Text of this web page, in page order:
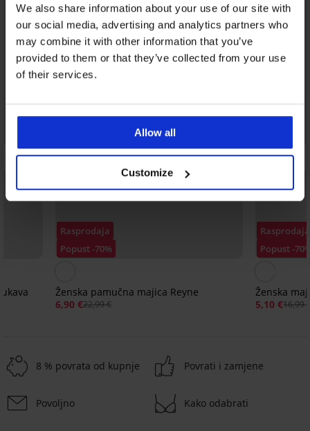
We also share information about your use of our site with
our social media, advertising and analytics partners who
may combine it with other information that you’ve
provided to them or that they’ve collected from your use
of their services.
Allow all
Customize
Rasprodaja
Popust -70%
Ženska pamučna majica Reyne
6,90 €22,99 €
Rasprodaja
Popust -
Ženska
5,10 €16,99
8 % povrata od kupnje Povrati i zamjene
Povoljno Kako odabrati